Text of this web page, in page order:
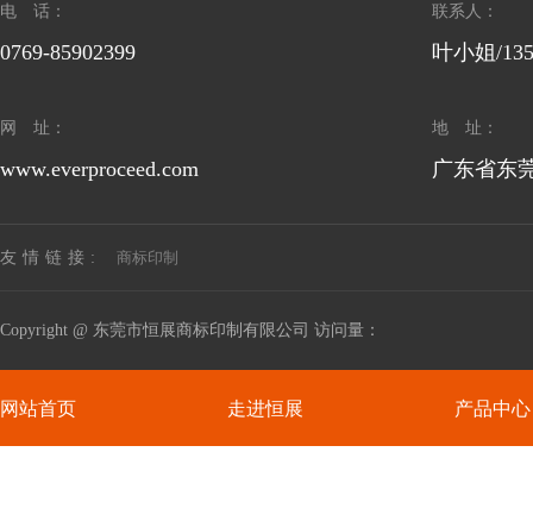
电 话：
0769-85902399
联系人：
叶小姐/
网 址：
www.everproceed.com
地 址：
广东省东
友情链接: 商标印制
Copyright @ 东莞市恒展商标印制有限公司 访问量：
网站首页 走进恒展 产品中心